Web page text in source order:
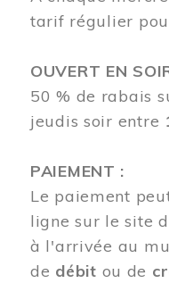
tarif régulier
OUVERT EN
50 % de rabais
jeudis soir entre
PAIEMENT :
Le paiement
ligne sur le site
à l'arrivée au
de débit ou de